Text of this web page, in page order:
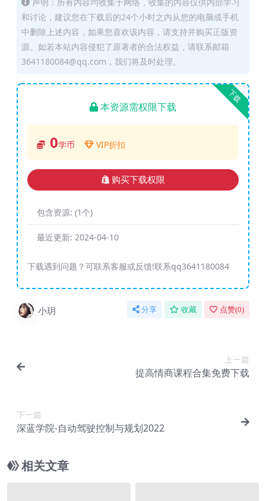
声明：所有内容均收集于网络，收集的内容仅供内部学习
和讨论，建议您在下载后的24个小时之内从您的电脑或手机
中删除上述内容，如果您喜欢该内容，请支持并购买正版资
源。如若本站内容侵犯了原著者的合法权益，请联系邮箱
3641180084@qq.com，我们将及时处理。
下载
本资源需权限下载
0学币 VIP折扣
购买下载权限
包含资源: (1个)
最近更新: 2024-04-10
下载遇到问题？可联系客服或反馈!联系qq3641180084
小玥 分享 收藏 点赞(0)
上一篇
提高情商课程合集免费下载
下一篇
深蓝学院-自动驾驶控制与规划2022
相关文章